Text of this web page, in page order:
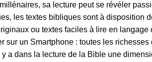
sa lecture peut se révéler
les textes bibliques sont à disposition
ou textes faciles à lire en langage
sur un Smartphone : toutes les richesses
a dans la lecture de la Bible une